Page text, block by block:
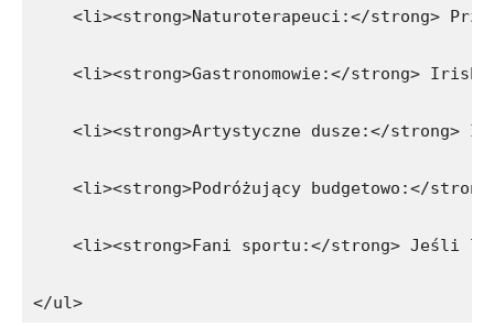
<li><strong>Naturoterapeuci:</strong>
<li><strong>Gastronomowie:</strong> Irish
<li><strong>Artystyczne dusze:</strong>
<li><strong>Podróżujący budgetowo:</
<li><strong>Fani sportu:</strong> Jeśli
</ul>